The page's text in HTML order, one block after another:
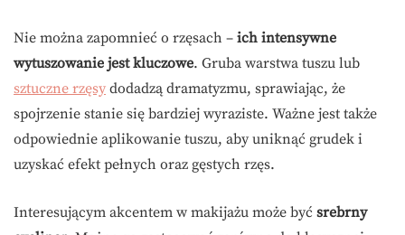
Nie można zapomnieć o rzęsach – ich intensywne
wytuszowanie jest kluczowe. Gruba warstwa tuszu lub
sztuczne rzęsy dodadzą dramatyzmu, sprawiając, że
spojrzenie stanie się bardziej wyraziste. Ważne jest także
odpowiednie aplikowanie tuszu, aby uniknąć grudek i
uzyskać efekt pełnych oraz gęstych rzęs.
Interesującym akcentem w makijażu może być srebrny